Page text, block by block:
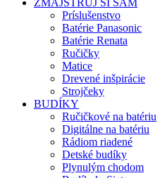
ZMAJSTRUJ SI SÁM
Príslušenstvo
Batérie Panasonic
Batérie Renata
Ručičky
Matice
Drevené inšpirácie
Strojčeky
BUDÍKY
Ručičkové na batériu
Digitálne na batériu
Rádiom riadené
Detské budíky
Plynulým chodom